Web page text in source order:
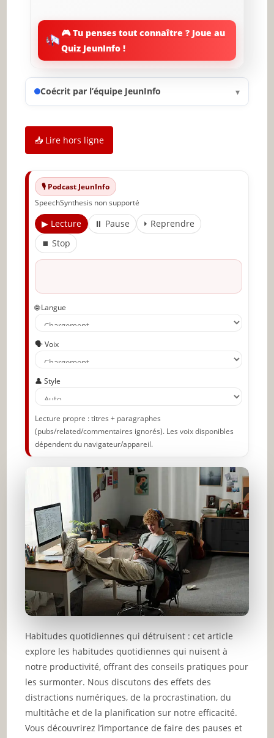
Un espace de travail mal organisé
La procrastination et ses causes
Conclusion et conseils pratiques
Articles recommandés
🎮 Tu penses tout connaître ? Joue au
Quiz JeunInfo !
Coécrit par l’équipe JeunInfo ▾
📥 Lire hors ligne
🎙️ Podcast JeunInfo
SpeechSynthesis non supporté
▶ Lecture ⏸ Pause
⏵ Reprendre
⏹ Stop
🌐 Langue
🗣️ Voix
👤 Style
Lecture propre : titres + paragraphes
(pubs/related/commentaires ignorés). Les voix disponibles
dépendent du navigateur/appareil.
Habitudes quotidiennes qui détruisent : cet article
explore les habitudes quotidiennes qui nuisent à
notre productivité, offrant des conseils pratiques pour
les surmonter. Nous discutons des effets des
distractions numériques, de la procrastination, du
multitâche et de la planification sur notre efficacité.
Vous découvrirez l’importance de faire des pauses et